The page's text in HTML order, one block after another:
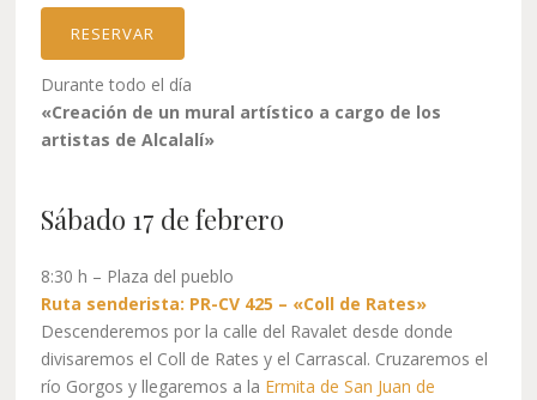
RESERVAR
Durante todo el día
«Creación de un mural artístico a cargo de los
artistas de Alcalalí»
Sábado 17 de febrero
8:30 h – Plaza del pueblo
Ruta senderista: PR-CV 425 – «Coll de Rates»
Descenderemos por la calle del Ravalet desde donde
divisaremos el Coll de Rates y el Carrascal. Cruzaremos el
río Gorgos y llegaremos a la Ermita de San Juan de